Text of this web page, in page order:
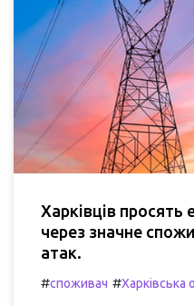
Харківців
через значне
атак.
#споживач #Харківська